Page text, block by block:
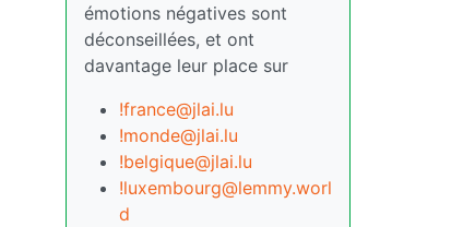
émotions négatives sont
déconseillées, et ont
davantage leur place sur
!france@jlai.lu
!monde@jlai.lu
!belgique@jlai.lu
!luxembourg@lemmy.worl
d